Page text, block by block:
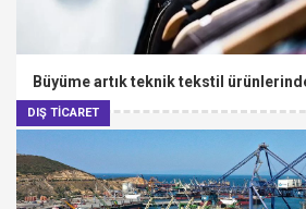
DIŞ TİCARET
Büyüme artık teknik tekstil